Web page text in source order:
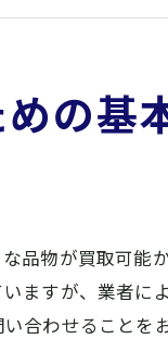
備物
確認
を実現するための
比較する方法
ェックリスト
事前相談
の基
物が買取可能
ますが、業者
合わせること